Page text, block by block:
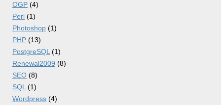
OGP (4)
Perl (1)
Photoshop (1)
PHP (13)
PostgreSQL (1)
Renewal2009 (8)
SEO (8)
SQL (1)
Wordpress (4)